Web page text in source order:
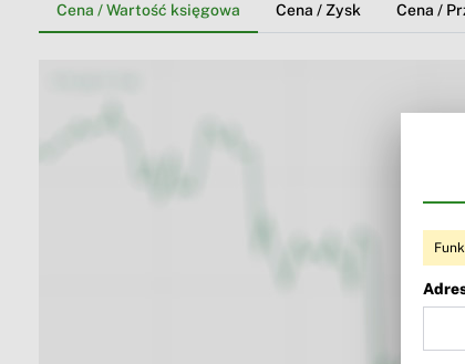
Cena / Wartość księgowa Cena / Zysk Cena /